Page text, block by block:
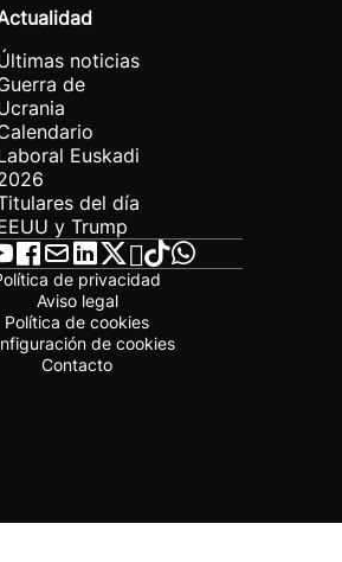
noticias
de
Euskadi
del día
y Trump
de privacidad
Aviso legal
Política de cookies
de cookies
Contacto